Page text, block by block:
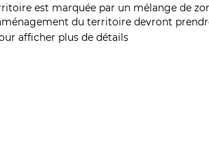
est marquée par un mélange de
du territoire devront
afficher plus de détails